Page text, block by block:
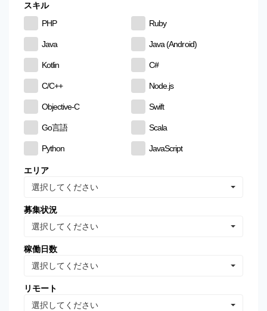
スキル
PHP
Ruby
Java Java (Android)
Kotlin C#
C/C++ Node.js
Objective-C Swift
Go言語 Scala
Python JavaScript
CSS
MySQL
Oracle Database
Linux
VB.NET
WordPress
エリア
選択してください
募集状況
選択してください
稼働日数
選択してください
リモート
選択してください